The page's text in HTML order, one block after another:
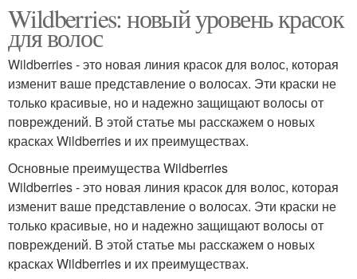
Wildberries: новый уровень красок
для волос
Wildberries - это новая линия красок для волос, которая
изменит ваше представление о волосах. Эти краски не
только красивые, но и надежно защищают волосы от
повреждений. В этой статье мы расскажем о новых
красках Wildberries и их преимуществах.
Основные преимущества Wildberries
Wildberries - это новая линия красок для волос, которая
изменит ваше представление о волосах. Эти краски не
только красивые, но и надежно защищают волосы от
повреждений. В этой статье мы расскажем о новых
красках Wildberries и их преимуществах.